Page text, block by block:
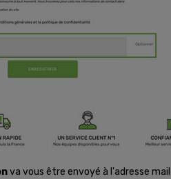
va vous être envoyé à l'adresse